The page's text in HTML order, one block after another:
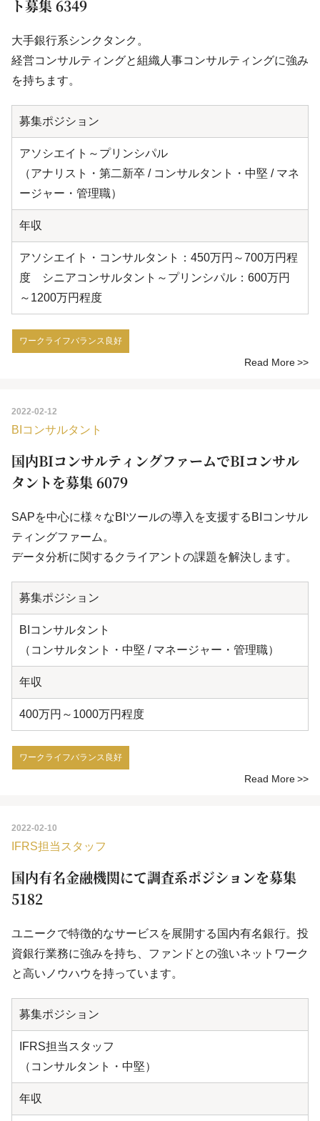
ト募集 6349
大手銀行系シンクタンク。
経営コンサルティングと組織人事コンサルティングに強み
を持ちます。
募集ポジション
アソシエイト～プリンシパル
（アナリスト・第二新卒 / コンサルタント・中堅 / マネ
ージャー・管理職）
年収
アソシエイト・コンサルタント：450万円～700万円程
度 シニアコンサルタント～プリンシパル：600万円
～1200万円程度
ワークライフバランス良好
Read More
2022-02-12
BIコンサルタント
国内BIコンサルティングファームでBIコンサル
タントを募集 6079
SAPを中心に様々なBIツールの導入を支援するBIコンサル
ティングファーム。
データ分析に関するクライアントの課題を解決します。
募集ポジション
BIコンサルタント
（コンサルタント・中堅 / マネージャー・管理職）
年収
400万円～1000万円程度
ワークライフバランス良好
Read More
2022-02-10
IFRS担当スタッフ
国内有名金融機関にて調査系ポジションを募集
5182
ユニークで特徴的なサービスを展開する国内有名銀行。投
資銀行業務に強みを持ち、ファンドとの強いネットワーク
と高いノウハウを持っています。
募集ポジション
IFRS担当スタッフ
（コンサルタント・中堅）
年収